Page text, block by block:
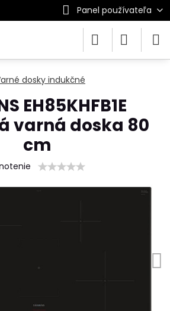
Panel používateľa
dosky indukčné
EH85KHFB1E
varná doska 80
cm